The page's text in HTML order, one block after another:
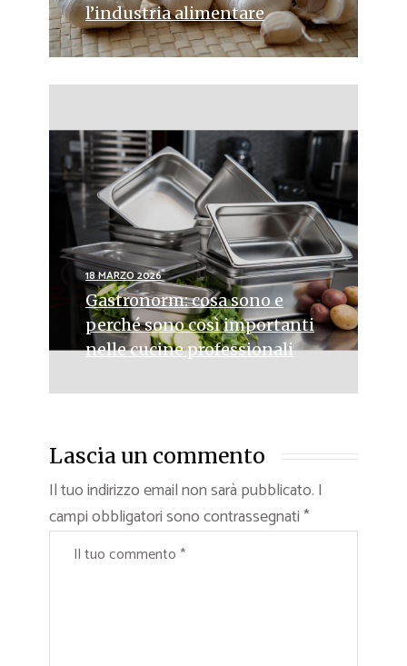
l’industria alimentare
18 MARZO 2026
Gastronorm: cosa sono e
perché sono così importanti
nelle cucine professionali
Lascia un commento
Il tuo indirizzo email non sarà pubblicato. I
campi obbligatori sono contrassegnati*